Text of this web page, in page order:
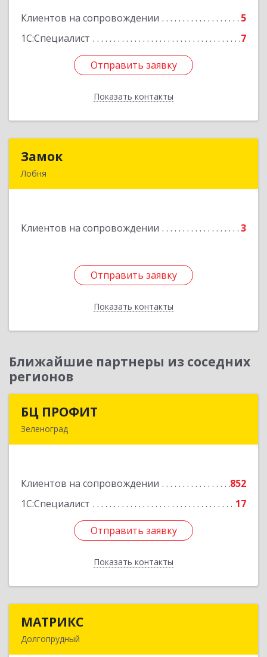
Клиентов на сопровождении
5
1С:Специалист
7
Отправить заявку
Показать контакты
Подробнее
Отправить заявку
Назад
Замок
Лобня
Клиентов на сопровождении 3
Отправить заявку
Показать контакты
Подробнее
Отправить заявку
Назад
Ближайшие партнеры из соседних
регионов
БЦ ПРОФИТ
Зеленоград
Клиентов на сопровождении
852
1С:Специалист
17
Отправить заявку
Показать контакты
Подробнее
Отправить заявку
Назад
МАТРИКС
Долгопрудный